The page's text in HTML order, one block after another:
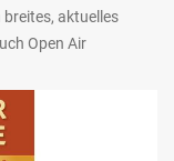
aktuelles
Open Air